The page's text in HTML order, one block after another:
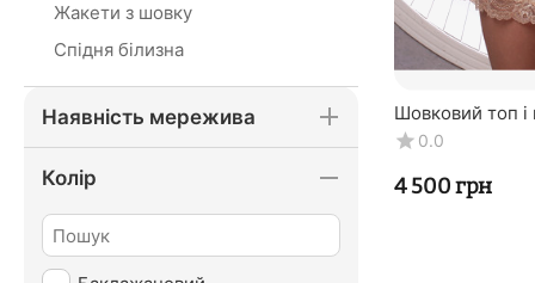
Шовковий топ
TM "Silk Kiss".
бежевий
0.0
‍4 500‍грн
Жакети з шовку
Спідня білизна
Наявність мережива
Колір